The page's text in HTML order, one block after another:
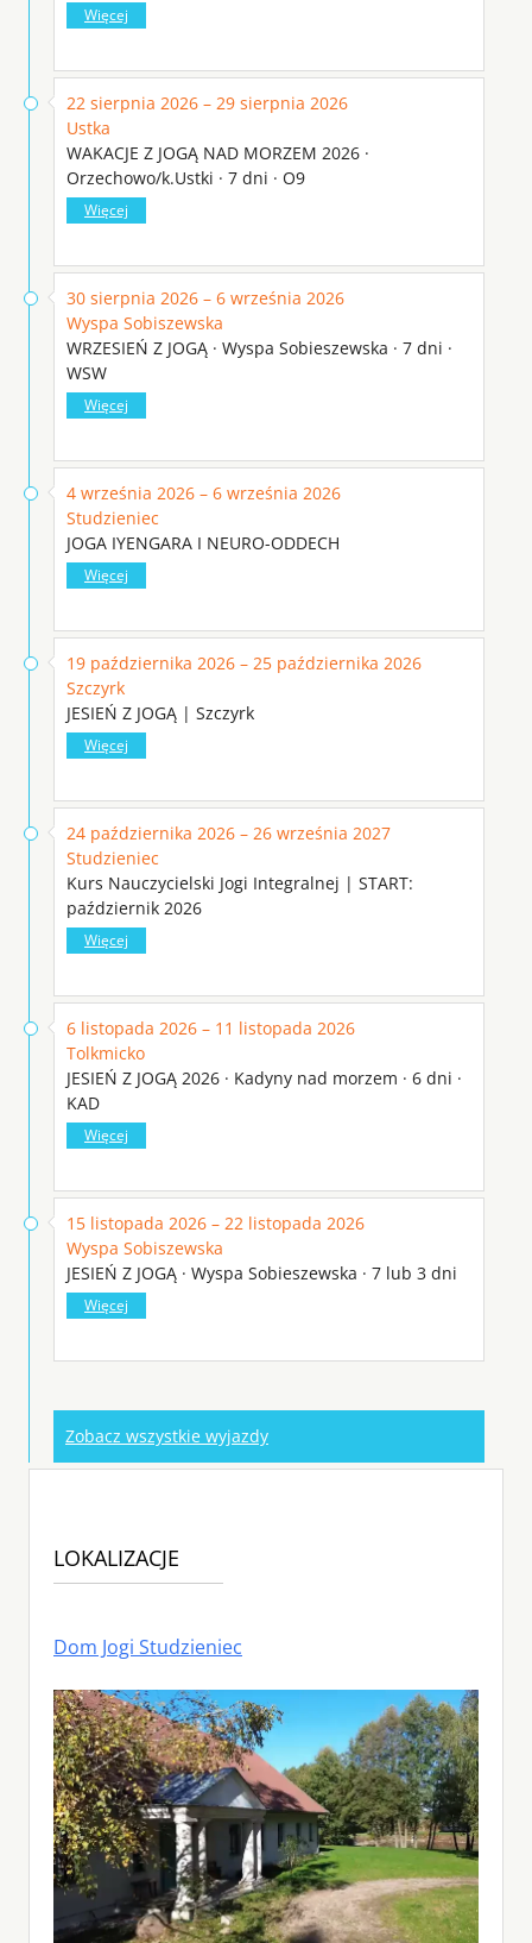
Więcej
22 sierpnia 2026 – 29 sierpnia 2026
Ustka
WAKACJE Z JOGĄ NAD MORZEM 2026 ·
Orzechowo/k.Ustki · 7 dni · O9
Więcej
30 sierpnia 2026 – 6 września 2026
Wyspa Sobiszewska
WRZESIEŃ Z JOGĄ · Wyspa Sobieszewska · 7 dni ·
WSW
Więcej
4 września 2026 – 6 września 2026
Studzieniec
JOGA IYENGARA I NEURO-ODDECH
Więcej
19 października 2026 – 25 października 2026
Szczyrk
JESIEŃ Z JOGĄ | Szczyrk
Więcej
24 października 2026 – 26 września 2027
Studzieniec
Kurs Nauczycielski Jogi Integralnej | START:
październik 2026
Więcej
6 listopada 2026 – 11 listopada 2026
Tolkmicko
JESIEŃ Z JOGĄ 2026 · Kadyny nad morzem · 6 dni ·
KAD
Więcej
15 listopada 2026 – 22 listopada 2026
Wyspa Sobiszewska
JESIEŃ Z JOGĄ · Wyspa Sobieszewska · 7 lub 3 dni
Więcej
Zobacz wszystkie wyjazdy
LOKALIZACJE
Dom Jogi Studzieniec